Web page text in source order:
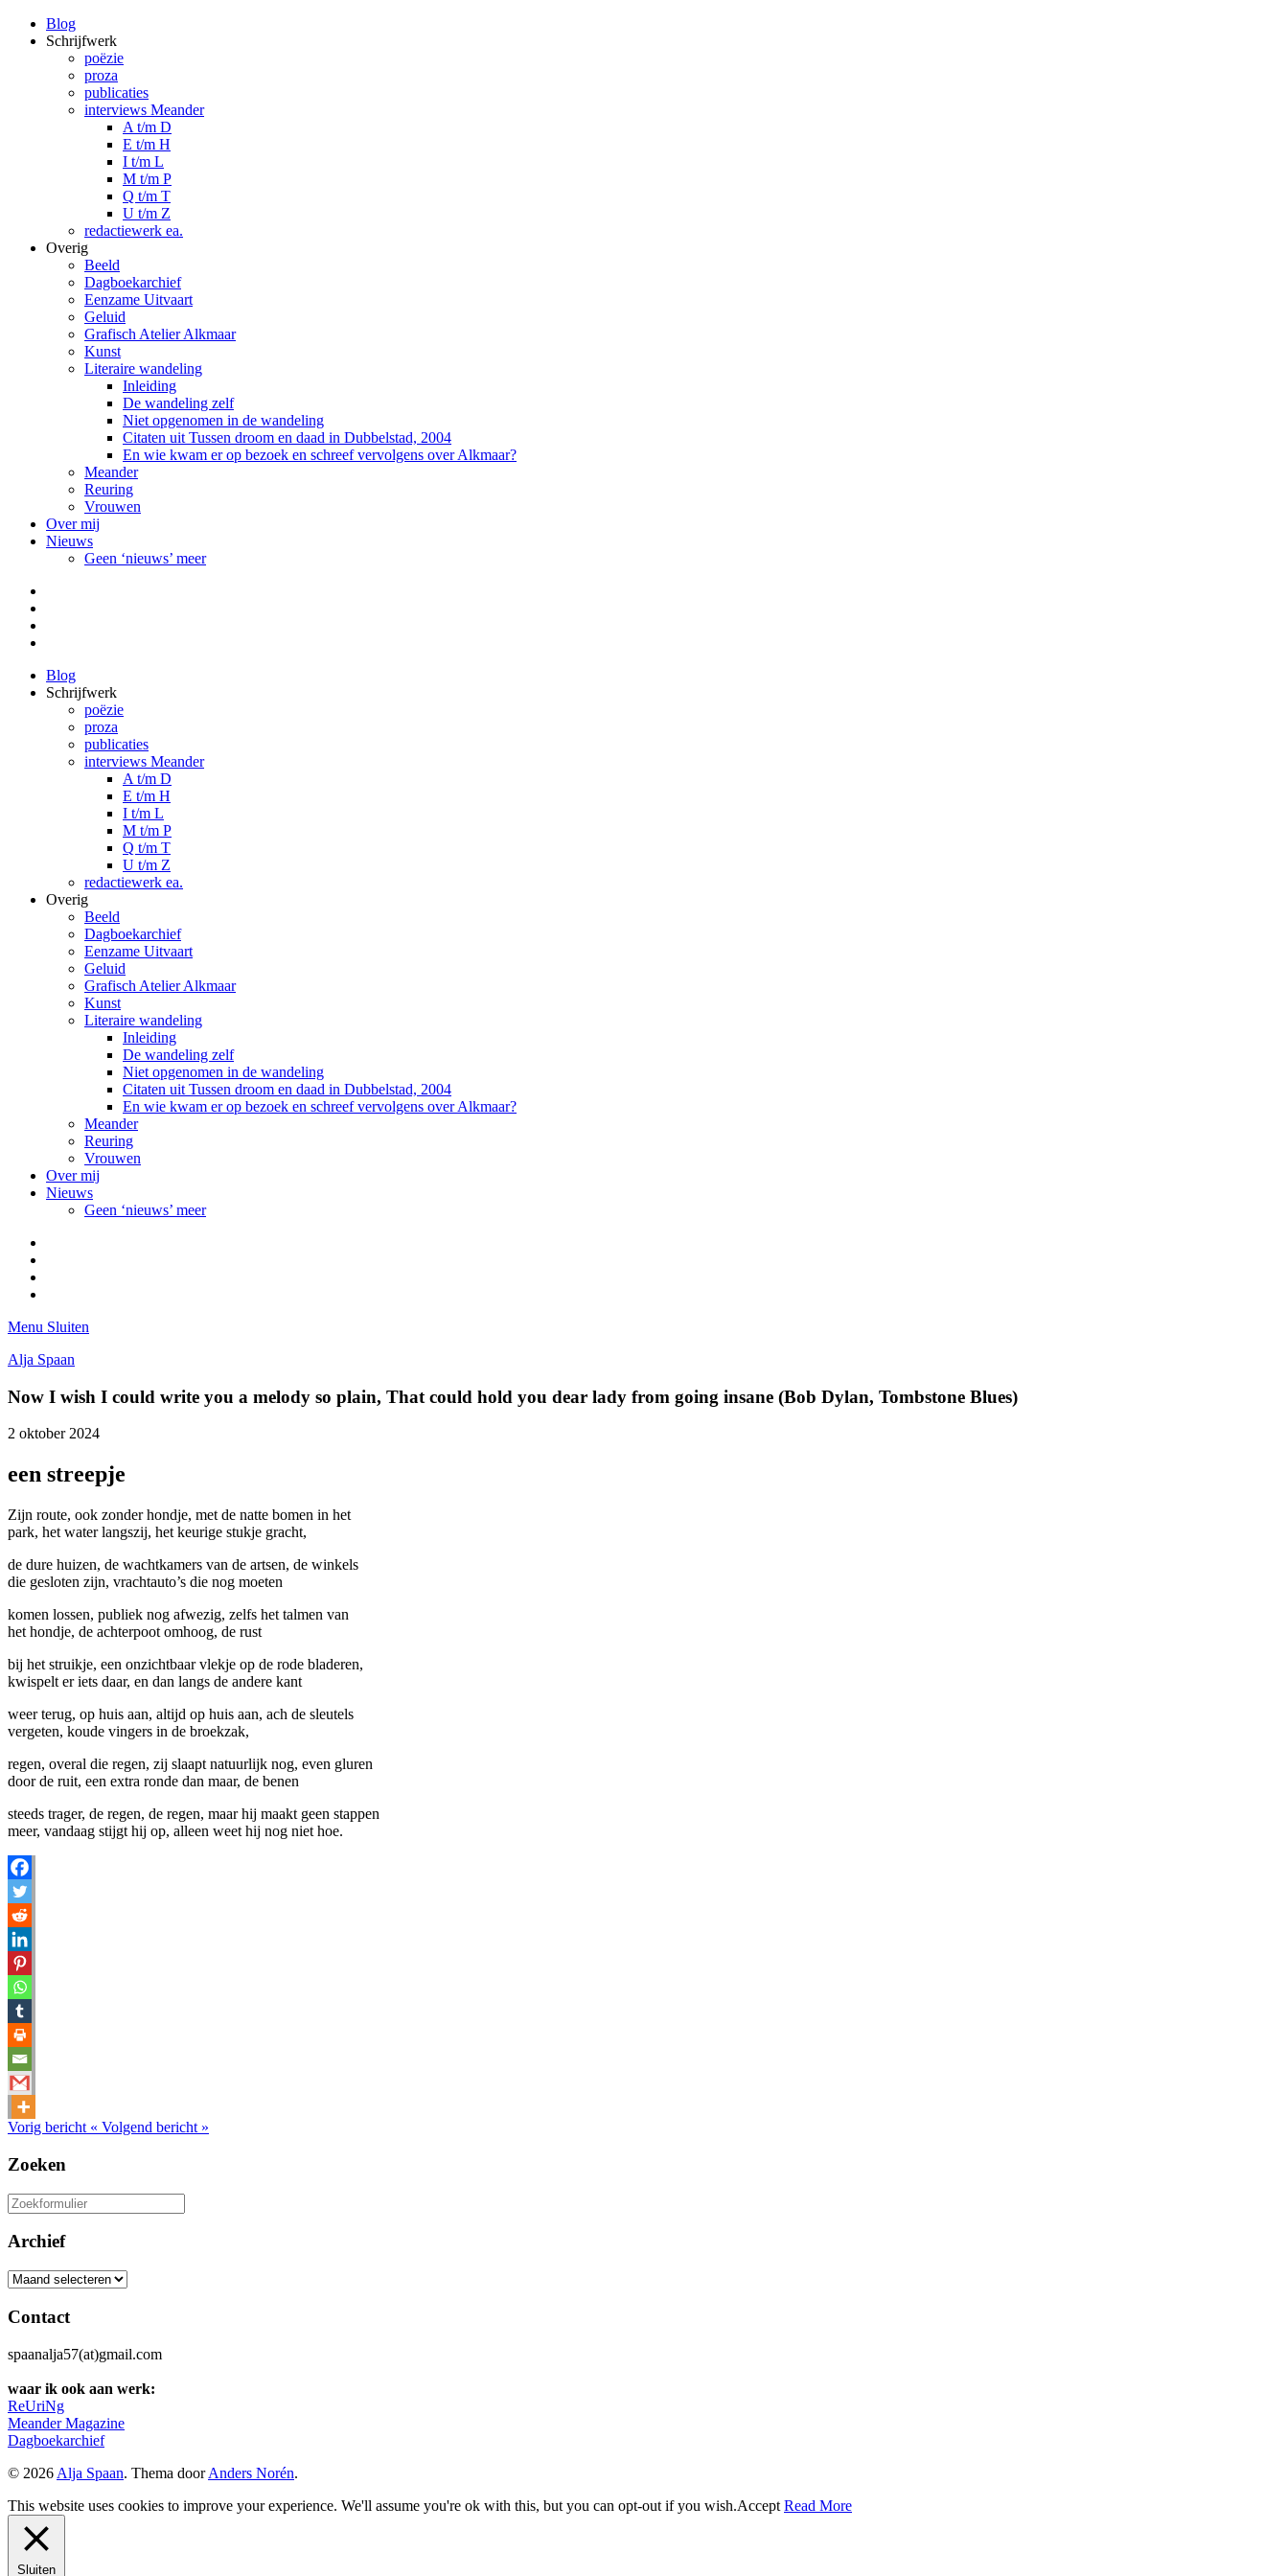
Blog
Schrijfwerk
poëzie
proza
publicaties
interviews Meander
A t/m D
E t/m H
I t/m L
M t/m P
Q t/m T
U t/m Z
redactiewerk ea.
Overig
Beeld
Dagboekarchief
Eenzame Uitvaart
Geluid
Grafisch Atelier Alkmaar
Kunst
Literaire wandeling
Inleiding
De wandeling zelf
Niet opgenomen in de wandeling
Citaten uit Tussen droom en daad in Dubbelstad, 2004
En wie kwam er op bezoek en schreef vervolgens over Alkmaar?
Meander
Reuring
Vrouwen
Over mij
Nieuws
Geen ‘nieuws’ meer
Blog
Schrijfwerk
poëzie
proza
publicaties
interviews Meander
A t/m D
E t/m H
I t/m L
M t/m P
Q t/m T
U t/m Z
redactiewerk ea.
Overig
Beeld
Dagboekarchief
Eenzame Uitvaart
Geluid
Grafisch Atelier Alkmaar
Kunst
Literaire wandeling
Inleiding
De wandeling zelf
Niet opgenomen in de wandeling
Citaten uit Tussen droom en daad in Dubbelstad, 2004
En wie kwam er op bezoek en schreef vervolgens over Alkmaar?
Meander
Reuring
Vrouwen
Over mij
Nieuws
Geen ‘nieuws’ meer
Menu Sluiten
Alja Spaan
Now I wish I could write you a melody so plain, That could hold you dear lady from going insane (Bob Dylan, Tombstone Blues)
2 oktober 2024
een streepje
Zijn route, ook zonder hondje, met de natte bomen in het
park, het water langszij, het keurige stukje gracht,
de dure huizen, de wachtkamers van de artsen, de winkels
die gesloten zijn, vrachtauto’s die nog moeten
komen lossen, publiek nog afwezig, zelfs het talmen van
het hondje, de achterpoot omhoog, de rust
bij het struikje, een onzichtbaar vlekje op de rode bladeren,
kwispelt er iets daar, en dan langs de andere kant
weer terug, op huis aan, altijd op huis aan, ach de sleutels
vergeten, koude vingers in de broekzak,
regen, overal die regen, zij slaapt natuurlijk nog, even gluren
door de ruit, een extra ronde dan maar, de benen
steeds trager, de regen, de regen, maar hij maakt geen stappen
meer, vandaag stijgt hij op, alleen weet hij nog niet hoe.
Vorig bericht « Volgend bericht »
Zoeken
Zoeken
naar:
Archief
Archief
Contact
spaanalja57(at)gmail.com
waar ik ook aan werk:
ReUriNg
Meander Magazine
Dagboekarchief
© 2026 Alja Spaan. Thema doorAnders Norén.
This website uses cookies to improve your experience. We'll assume you're ok with this, but you can opt-out if you wish.Accept Read More
Sluiten